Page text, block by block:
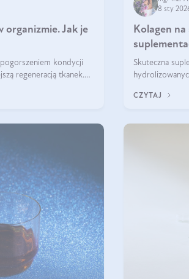
organizmie. Jak je
kondycji
regeneracją tkanek.
osłabienie włosów.
8 sty
Kolagen na
Skuteczna
regularnością
CZYTAJ